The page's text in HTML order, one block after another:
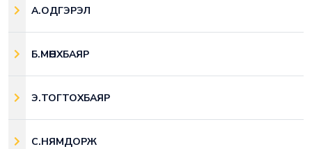
А.ОДГЭРЭЛ
Б.МӨНХБАЯР
Э.ТОГТОХБАЯР
С.НЯМДОРЖ